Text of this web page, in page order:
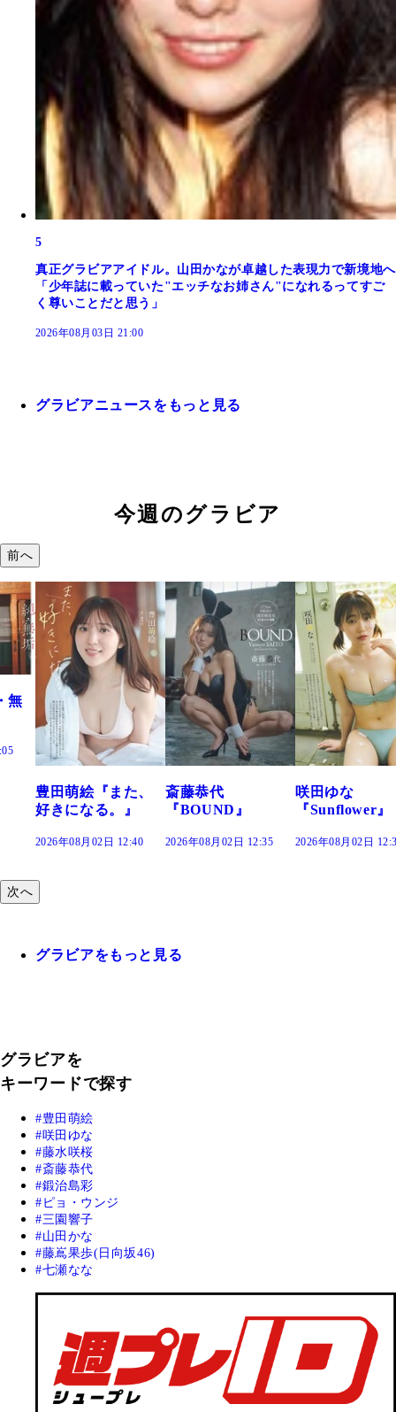
5
真正グラビアアイドル。山田かなが卓越した表現力で新境地へ
「少年誌に載っていた"エッチなお姉さん"になれるってすご
く尊いことだと思う」
2026年08月03日 21:00
グラビアニュースをもっと見る
今週のグラビア
前へ
斎藤恭代
『BOUND』
2026年08月02日 12:35
咲田ゆな
『Sunflower』
2026年08月02日 12:30
藤水咲桜『花
だまり』
2026年08月02日
次へ
グラビアをもっと見る
グラビアを
キーワードで探す
豊田萌絵
咲田ゆな
藤水咲桜
斎藤恭代
鍛治島彩
ピョ・ウンジ
三園響子
山田かな
藤嶌果歩(日向坂46)
七瀬なな